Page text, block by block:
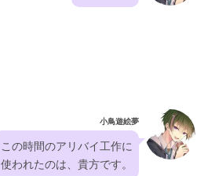
小鳥遊絵夢
この時間のアリバイ工作に
使われたのは、貴方です。